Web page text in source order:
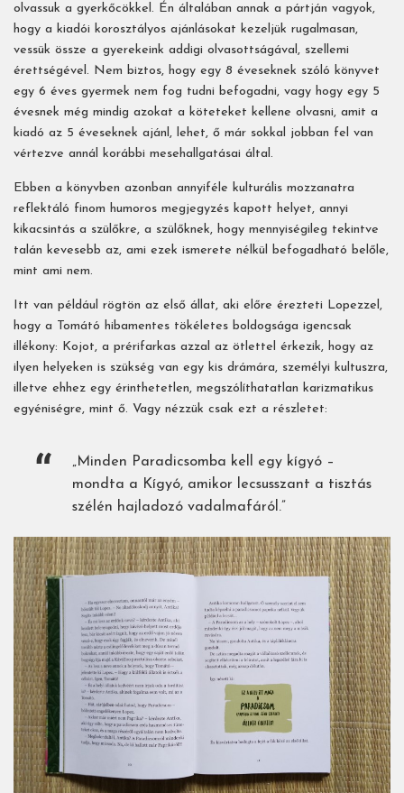
olvassuk a gyerkőcökkel. Én általában annak a pártján vagyok,
hogy a kiadói korosztályos ajánlásokat kezeljük rugalmasan,
vessük össze a gyerekeink addigi olvasottságával, szellemi
érettségével. Nem biztos, hogy egy 8 éveseknek szóló könyvet
egy 6 éves gyermek nem fog tudni befogadni, vagy hogy egy 5
évesnek még mindig azokat a köteteket kellene olvasni, amit a
kiadó az 5 éveseknek ajánl, lehet, ő már sokkal jobban fel van
vértezve annál korábbi mesehallgatásai által.
Ebben a könyvben azonban annyiféle kulturális mozzanatra
reflektáló finom humoros megjegyzés kapott helyet, annyi
kikacsintás a szülőkre, a szülőknek, hogy mennyiségileg tekintve
talán kevesebb az, ami ezek ismerete nélkül befogadható belőle,
mint ami nem.
Itt van például rögtön az első állat, aki előre érezteti Lopezzel,
hogy a Tomátó hibamentes tökéletes boldogsága igencsak
illékony: Kojot, a prérifarkas azzal az ötlettel érkezik, hogy az
ilyen helyeken is szükség van egy kis drámára, személyi kultuszra,
illetve ehhez egy érinthetetlen, megszólíthatatlan karizmatikus
egyéniségre, mint ő. Vagy nézzük csak ezt a részletet:
„Minden Paradicsomba kell egy kígyó –
mondta a Kígyó, amikor lecsusszant a tisztás
szélén hajladozó vadalmafáról.”